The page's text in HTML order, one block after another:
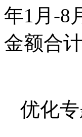
年1月-8
金额合
优化